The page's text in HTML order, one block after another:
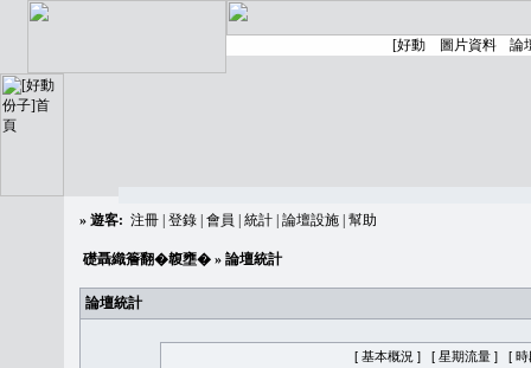
» 遊客: 注冊 登錄 會員 統計 論壇設施 幫助
礎聶織簷翻�䪖壅� » 論壇統計
論壇統計
[ 基本概況 ] [ 星期流量 ] [ 時